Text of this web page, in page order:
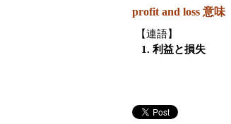
profit and loss 意味
【連語】
1. 利益と損失